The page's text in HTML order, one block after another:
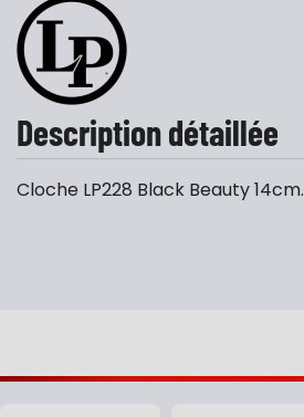
Description détaillée
Cloche LP228 Black Beauty 14cm.